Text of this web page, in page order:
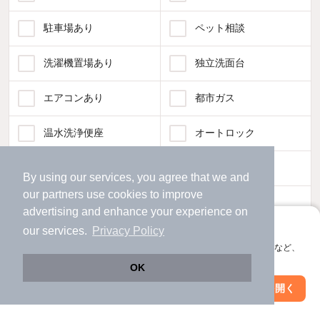
By using our services, you agree that we and
our partners use cookies to improve
advertising and enhance your experience on
our services.
Privacy Policy
OK
アプリに切り替えて、サクサクお部屋探し
会員登録なしですぐ使える。マップ検索やお気に入り保存など、
アプリを開く
駐車場あり ペット相談
洗濯機置場あり 独立洗面台
エアコンあり 都市ガス
温水洗浄便座 オートロック
TV付インターホン
新着のみ
物件一覧に反映
絞り込み条件を変更